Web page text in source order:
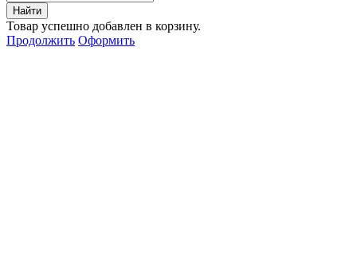
Найти
Товар успешно добавлен в корзину.
Продолжить Оформить